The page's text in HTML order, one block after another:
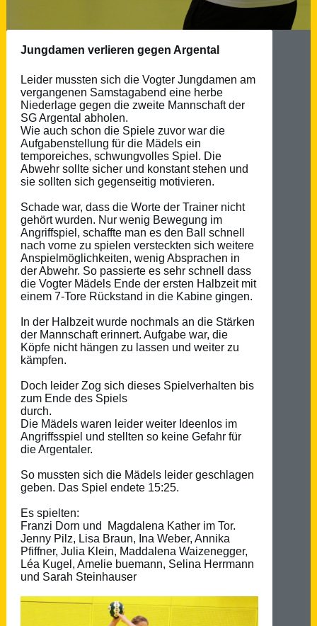
Jungdamen verlieren gegen Argental
Leider mussten sich die Vogter Jungdamen am
vergangenen Samstagabend eine herbe
Niederlage gegen die zweite Mannschaft der
SG Argental abholen.
Wie auch schon die Spiele zuvor war die
Aufgabenstellung für die Mädels ein
temporeiches, schwungvolles Spiel. Die
Abwehr sollte sicher und konstant stehen und
sie sollten sich gegenseitig motivieren.
Schade war, dass die Worte der Trainer nicht
gehört wurden. Nur wenig Bewegung im
Angriffspiel, schaffte man es den Ball schnell
nach vorne zu spielen versteckten sich weitere
Anspielmöglichkeiten, wenig Absprachen in
der Abwehr. So passierte es sehr schnell dass
die Vogter Mädels Ende der ersten Halbzeit mit
einem 7-Tore Rückstand in die Kabine gingen.
In der Halbzeit wurde nochmals an die Stärken
der Mannschaft erinnert. Aufgabe war, die
Köpfe nicht hängen zu lassen und weiter zu
kämpfen.
Doch leider Zog sich dieses Spielverhalten bis
zum Ende des Spiels
durch.
Die Mädels waren leider weiter Ideenlos im
Angriffsspiel und stellten so keine Gefahr für
die Argentaler.
So mussten sich die Mädels leider geschlagen
geben. Das Spiel endete 15:25.
Es spielten:
Franzi Dorn und Magdalena Kather im Tor.
Jenny Pilz, Lisa Braun, Ina Weber, Annika
Pfiffner, Julia Klein, Maddalena Waizenegger,
Léa Kugel, Amelie buemann, Selina Herrmann
und Sarah Steinhauser